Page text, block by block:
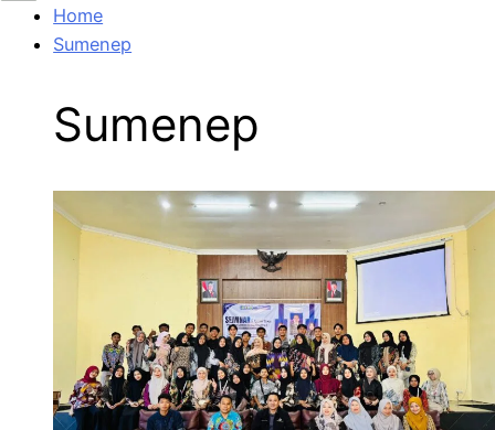
Home
Sumenep
Sumenep